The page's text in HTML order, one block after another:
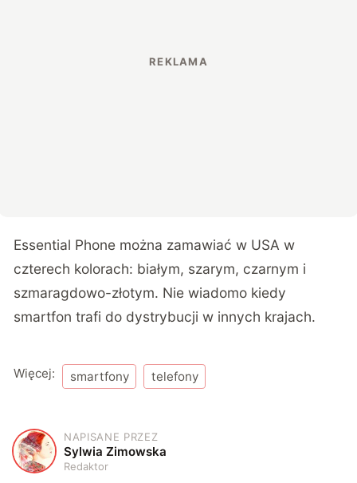
Essential Phone można zamawiać w USA w
czterech kolorach: białym, szarym, czarnym i
szmaragdowo-złotym. Nie wiadomo kiedy
smartfon trafi do dystrybucji w innych krajach.
Więcej: smartfony telefony
S
NAPISANE PRZEZ
Sylwia Zimowska
Redaktor